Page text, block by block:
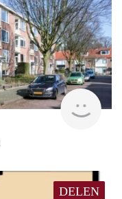
DELEN